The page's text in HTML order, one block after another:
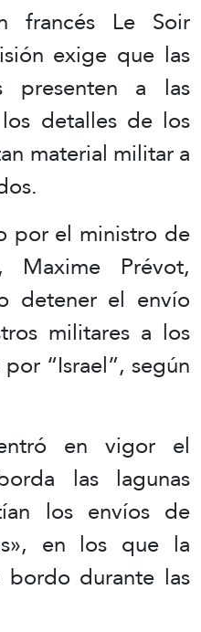
francés Le Soir
exige que las
presenten a las
detalles de los
material militar a
por el ministro de
Maxime Prévot,
detener el envío
militares a los
“Israel”, según
en vigor el
las lagunas
los envíos de
en los que la
bordo durante las